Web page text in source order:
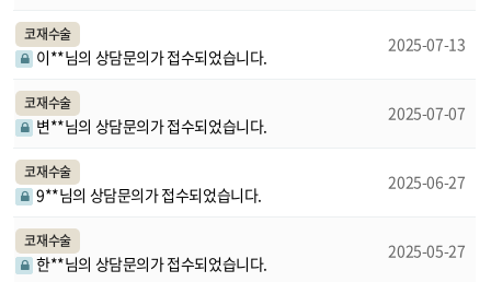
코재수술
이**님의 상담문의가 접수되었습니다.
2025-07-13
코재수술
변**님의 상담문의가 접수되었습니다.
2025-07-07
코재수술
9**님의 상담문의가 접수되었습니다.
2025-06-27
코재수술
한**님의 상담문의가 접수되었습니다.
2025-05-27